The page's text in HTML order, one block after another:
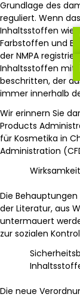
Grundlage des
reguliert. Wenn
Inhaltsstoffen wie
Farbstoffen und
der NMPA
Inhaltsstoffen mit
beschritten, der
immer innerhalb
Wir erinnern Sie
Products
für Kosmetika in
Administration
Die
der Literatur, aus
untermauert
zur sozialen
Die neue